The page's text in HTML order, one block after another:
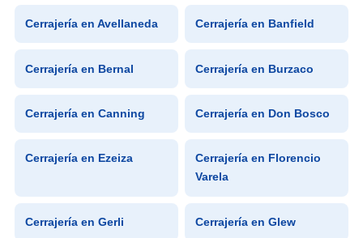
Cerrajería en Avellaneda Cerrajería en Banfield
Cerrajería en Bernal Cerrajería en Burzaco
Cerrajería en Canning Cerrajería en Don Bosco
Cerrajería en Ezeiza
Cerrajería en Florencio
Varela
Cerrajería en Gerli Cerrajería en Glew